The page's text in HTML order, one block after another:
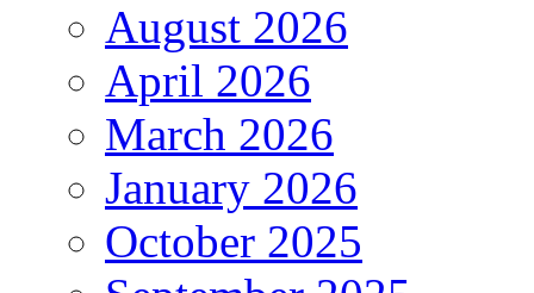
August 2026
April 2026
March 2026
January 2026
October 2025